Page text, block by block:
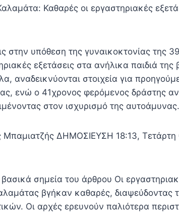
Καθαρές οι εργαστηριακές
στην υπόθεση της γυναικοκτονίας της
εξετάσεις στα ανήλικα παιδιά
αναδεικνύονται στοιχεία για
ενώ ο 41χρονος φερόμενος δράστης
στον ισχυρισμό της αυτοάμυνας.
Μπαμιατζής ΔΗΜΟΣΙΕΥΣΗ 18:13, Τετάρτη
σημεία του άρθρου Οι
βγήκαν καθαρές, διαψεύδοντας
Οι αρχές ερευνούν παλιότερα